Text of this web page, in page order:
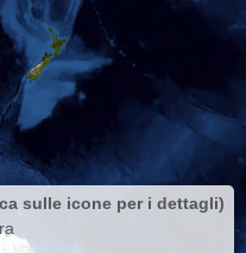
sulle icone per i dettagli)